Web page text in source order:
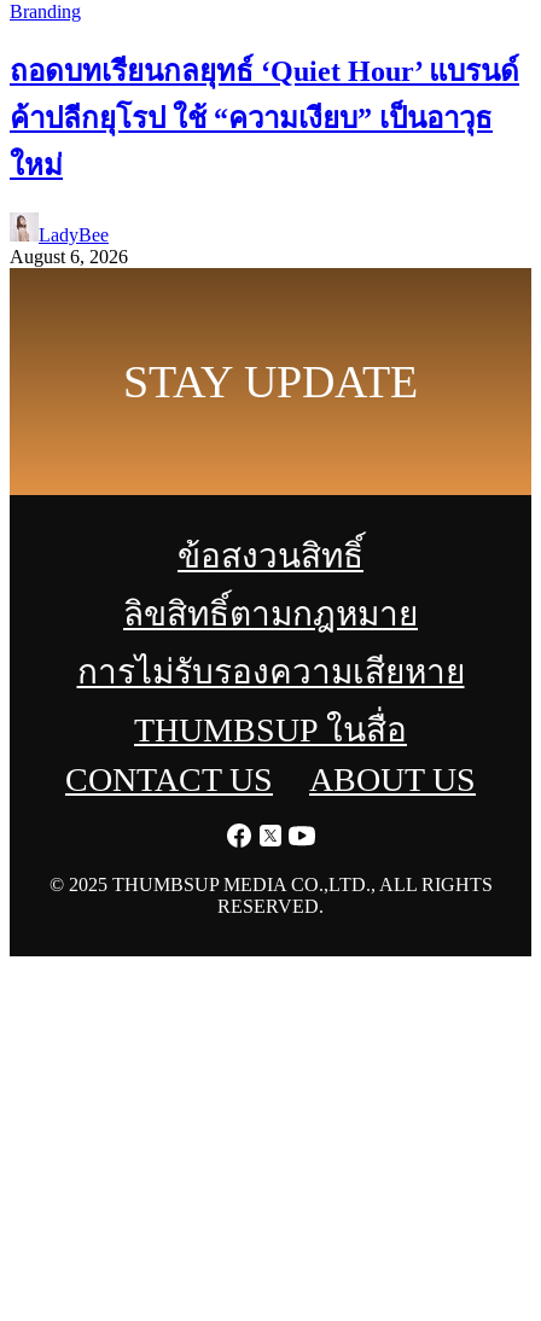
Branding
ถอดบทเรียนกลยุทธ์ ‘Quiet Hour’ แบรนด์
ค้าปลีกยุโรป ใช้ “ความเงียบ” เป็นอาวุธ
ใหม่
LadyBee
August 6, 2026
STAY UPDATE
ข้อสงวนสิทธิ์
ลิขสิทธิ์ตามกฎหมาย
การไม่รับรองความเสียหาย
THUMBSUP ในสื่อ
CONTACT US
ABOUT US
© 2025 THUMBSUP MEDIA CO.,LTD., ALL RIGHTS
RESERVED.